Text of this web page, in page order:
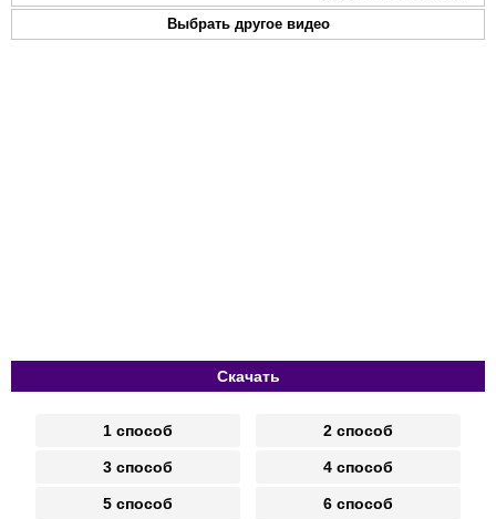
Выбрать другое видео
Скачать
1 способ 2 способ
3 способ 4 способ
5 способ 6 способ